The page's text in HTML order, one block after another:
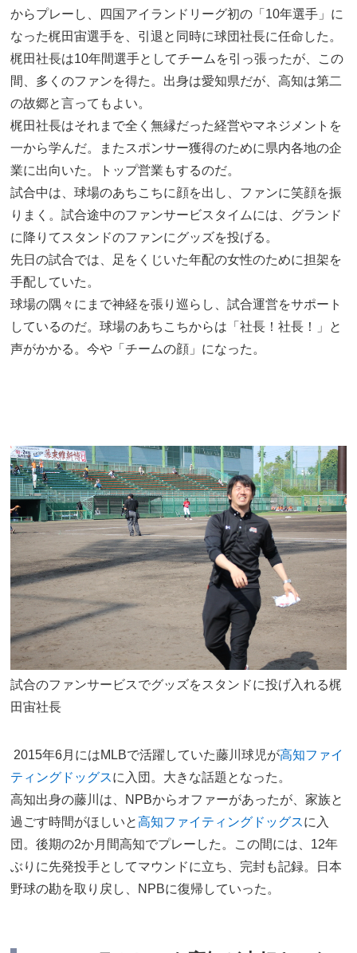
からプレーし、四国アイランドリーグ初の「10年選手」に
なった梶田宙選手を、引退と同時に球団社長に任命した。
梶田社長は10年間選手としてチームを引っ張ったが、この
間、多くのファンを得た。出身は愛知県だが、高知は第二
の故郷と言ってもよい。
梶田社長はそれまで全く無縁だった経営やマネジメントを
一から学んだ。またスポンサー獲得のために県内各地の企
業に出向いた。トップ営業もするのだ。
試合中は、球場のあちこちに顔を出し、ファンに笑顔を振
りまく。試合途中のファンサービスタイムには、グランド
に降りてスタンドのファンにグッズを投げる。
先日の試合では、足をくじいた年配の女性のために担架を
手配していた。
球場の隅々にまで神経を張り巡らし、試合運営をサポート
しているのだ。球場のあちこちからは「社長！社長！」と
声がかかる。今や「チームの顔」になった。
試合のファンサービスでグッズをスタンドに投げ入れる梶
田宙社長
2015年6月にはMLBで活躍していた藤川球児が高知ファイ
ティングドッグスに入団。大きな話題となった。
高知出身の藤川は、NPBからオファーがあったが、家族と
過ごす時間がほしいと高知ファイティングドッグスに入
団。後期の2か月間高知でプレーした。この間には、12年
ぶりに先発投手としてマウンドに立ち、完封も記録。日本
野球の勘を取り戻し、NPBに復帰していった。